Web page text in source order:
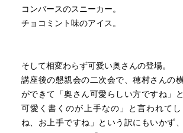
コンバースのスニーカー。
チョコミント味のアイス。
そして相変わらず可愛い奥さんの登場。
講座後の懇親会の二次会で、穂村さんの
ができて「奥さん可愛らしい方ですね」
可愛く書くのが上手なの」と言われて
ね、お上手ですね」という訳にもいかず